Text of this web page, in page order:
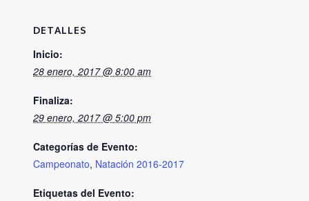
DETALLES
Inicio:
28 enero, 2017 @ 8:00 am
Finaliza:
29 enero, 2017 @ 5:00 pm
Categorías de Evento:
Campeonato, Natación 2016-2017
Etiquetas del Evento: